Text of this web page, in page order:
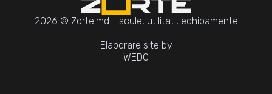
2026 © Zorte.md - scule, utilitati, echipamente
Elaborare site by
WEDO